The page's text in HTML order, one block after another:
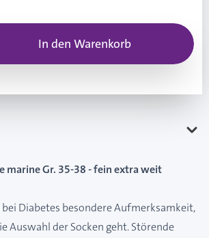
In den Warenkorb
marine Gr. 35-38 - fein extra weit
Diabetes besondere Aufmerksamkeit,
Auswahl der Socken geht. Störende